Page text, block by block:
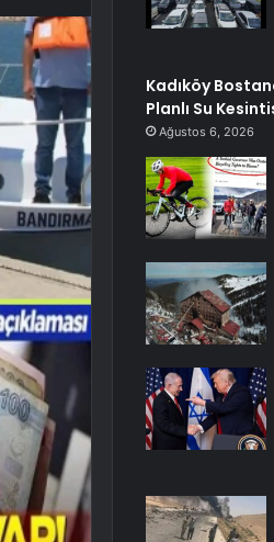
Kadıköy
Planlı Su
Ağustos 6, 2026